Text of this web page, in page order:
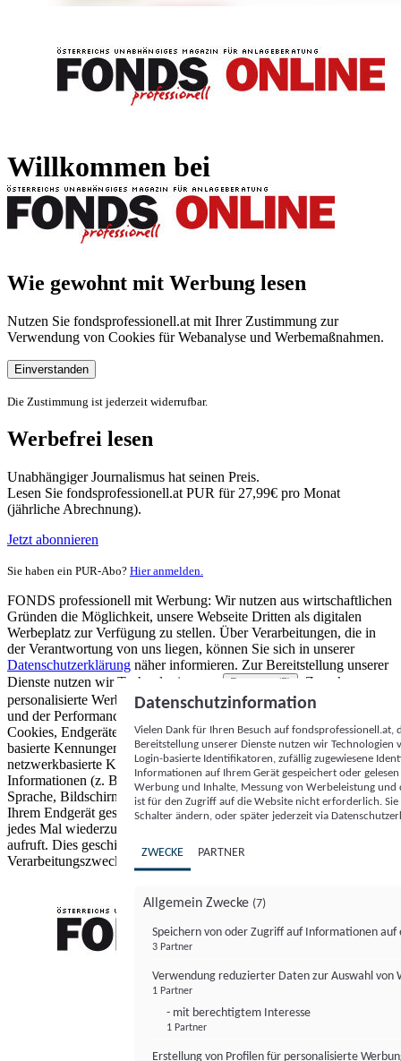
Willkommen bei
Wie gewohnt mit Werbung lesen
Nutzen Sie fondsprofessionell.at mit Ihrer Zustimmung zur
Verwendung von Cookies für Webanalyse und Werbemaßnahmen.
Einverstanden
Die Zustimmung ist jederzeit widerrufbar.
Werbefrei lesen
Unabhängiger Journalismus hat seinen Preis.
Lesen Sie fondsprofessionell.at PUR für 27,99€ pro Monat
(jährliche Abrechnung).
Jetzt abonnieren
Sie haben ein PUR-Abo? Hier anmelden.
FONDS professionell mit Werbung: Wir nutzen aus wirtschaftlichen
Gründen die Möglichkeit, unsere Webseite Dritten als digitalen
Werbeplatz zur Verfügung zu stellen. Über Verarbeitungen, die in
der Verantwortung von uns liegen, können Sie sich in unserer
Datenschutzerklärung näher informieren. Zur Bereitstellung unserer
Dienste nutzen wir Technologien von
Partnern (5)
. Zwecke:
personalisierte Werbung und Inhalte, Messung von Werbeleistung
und der Performance von Inhalten sowie Zielgruppenforschung.
Cookies, Endgeräte- oder ähnliche Online-Kennungen (z. B. login-
basierte Kennungen, zufällig generierte Kennungen,
netzwerkbasierte Kennungen) können zusammen mit anderen
Informationen (z. B. Browsertyp und Browserinformationen,
Sprache, Bildschirmgröße, unterstützte Technologien usw.) auf
Ihrem Endgerät gespeichert oder von dort ausgelesen werden, um es
jedes Mal wiederzuerkennen, wenn es eine App oder einer Webseite
aufruft. Dies geschieht für einen oder mehrere der hier aufgeführten
Verarbeitungszwecke.
Datenschutzinformation
Vielen Dank für Ihren Besuch auf
Bereitstellung unserer Dienste nutzen wir Technologien
Login-basierte Identifikatoren, zufällig zugewiesene
Informationen auf Ihrem Gerät gespeichert oder
Werbung und Inhalte, Messung von Werbeleistung
ist für den Zugriff auf die Website nicht erforderlich.
Schalter ändern, oder später jederzeit via
ZWECKE PARTNER
Allgemein Zwecke (7)
Speichern von oder Zugriff auf Informationen auf
3 Partner
Verwendung reduzierter Daten zur Auswahl von
1 Partner
- mit berechtigtem Interesse
1 Partner
Erstellung von Profilen für personalisierte
FONDS professionell